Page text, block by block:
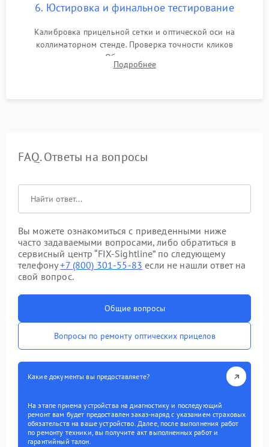
6. Юстировка и финальное тестирование
Калибровка прицельной сетки и оптической оси на
коллиматорном стенде. Проверка точности кликов
механизма поправок. Обязательное испытание прицела на
ударном стенде для проверки устойчивости к отдаче и
Подробнее
FAQ. Ответы на вопросы
Вы можете ознакомиться с приведенными ниже
часто задаваемыми вопросами, либо обратиться в
сервисный центр “FIX-Sightline” по следующему
телефону+7 (800) 301-55-83 если не нашли ответ на
свой вопрос.
Общие вопросы
Вопросы по ремонту оптических прицелов
Какие документы вы предоставляете?
На этапе приема устройства на диагностику и последующий
ремонт вам будет предоставлен заказ-наряд с указанием страховых
обязательств на ваше устройство. Далее, после выполнения работ
по ремонту техники, вы получите акт выполненных работ и
гарантийный талон.